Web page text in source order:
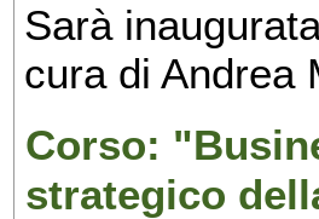
Sarà
cura di Andrea
Corso:
strategico